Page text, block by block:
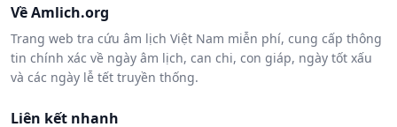
Về Amlich.org
Trang web tra cứu âm lịch Việt Nam miễn phí, cung cấp thông
tin chính xác về ngày âm lịch, can chi, con giáp, ngày tốt xấu
và các ngày lễ tết truyền thống.
Liên kết nhanh